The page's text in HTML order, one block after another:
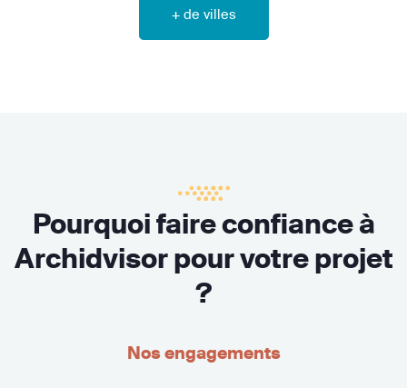
+ de villes
Pourquoi faire confiance à
Archidvisor pour votre projet
?
Nos engagements